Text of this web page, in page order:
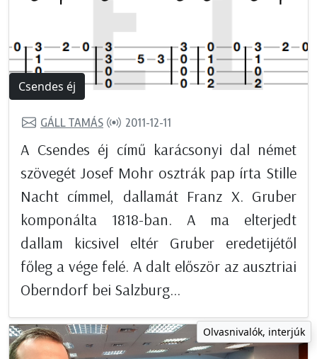
Csendes éj
GÁLL TAMÁS 2011-12-11
A Csendes éj című karácsonyi dal német
szövegét Josef Mohr osztrák pap írta Stille
Nacht címmel, dallamát Franz X. Gruber
komponálta 1818-ban. A ma elterjedt
dallam kicsivel eltér Gruber eredetijétől
főleg a vége felé. A dalt először az ausztriai
Oberndorf bei Salzburg...
Olvasnivalók, interjúk